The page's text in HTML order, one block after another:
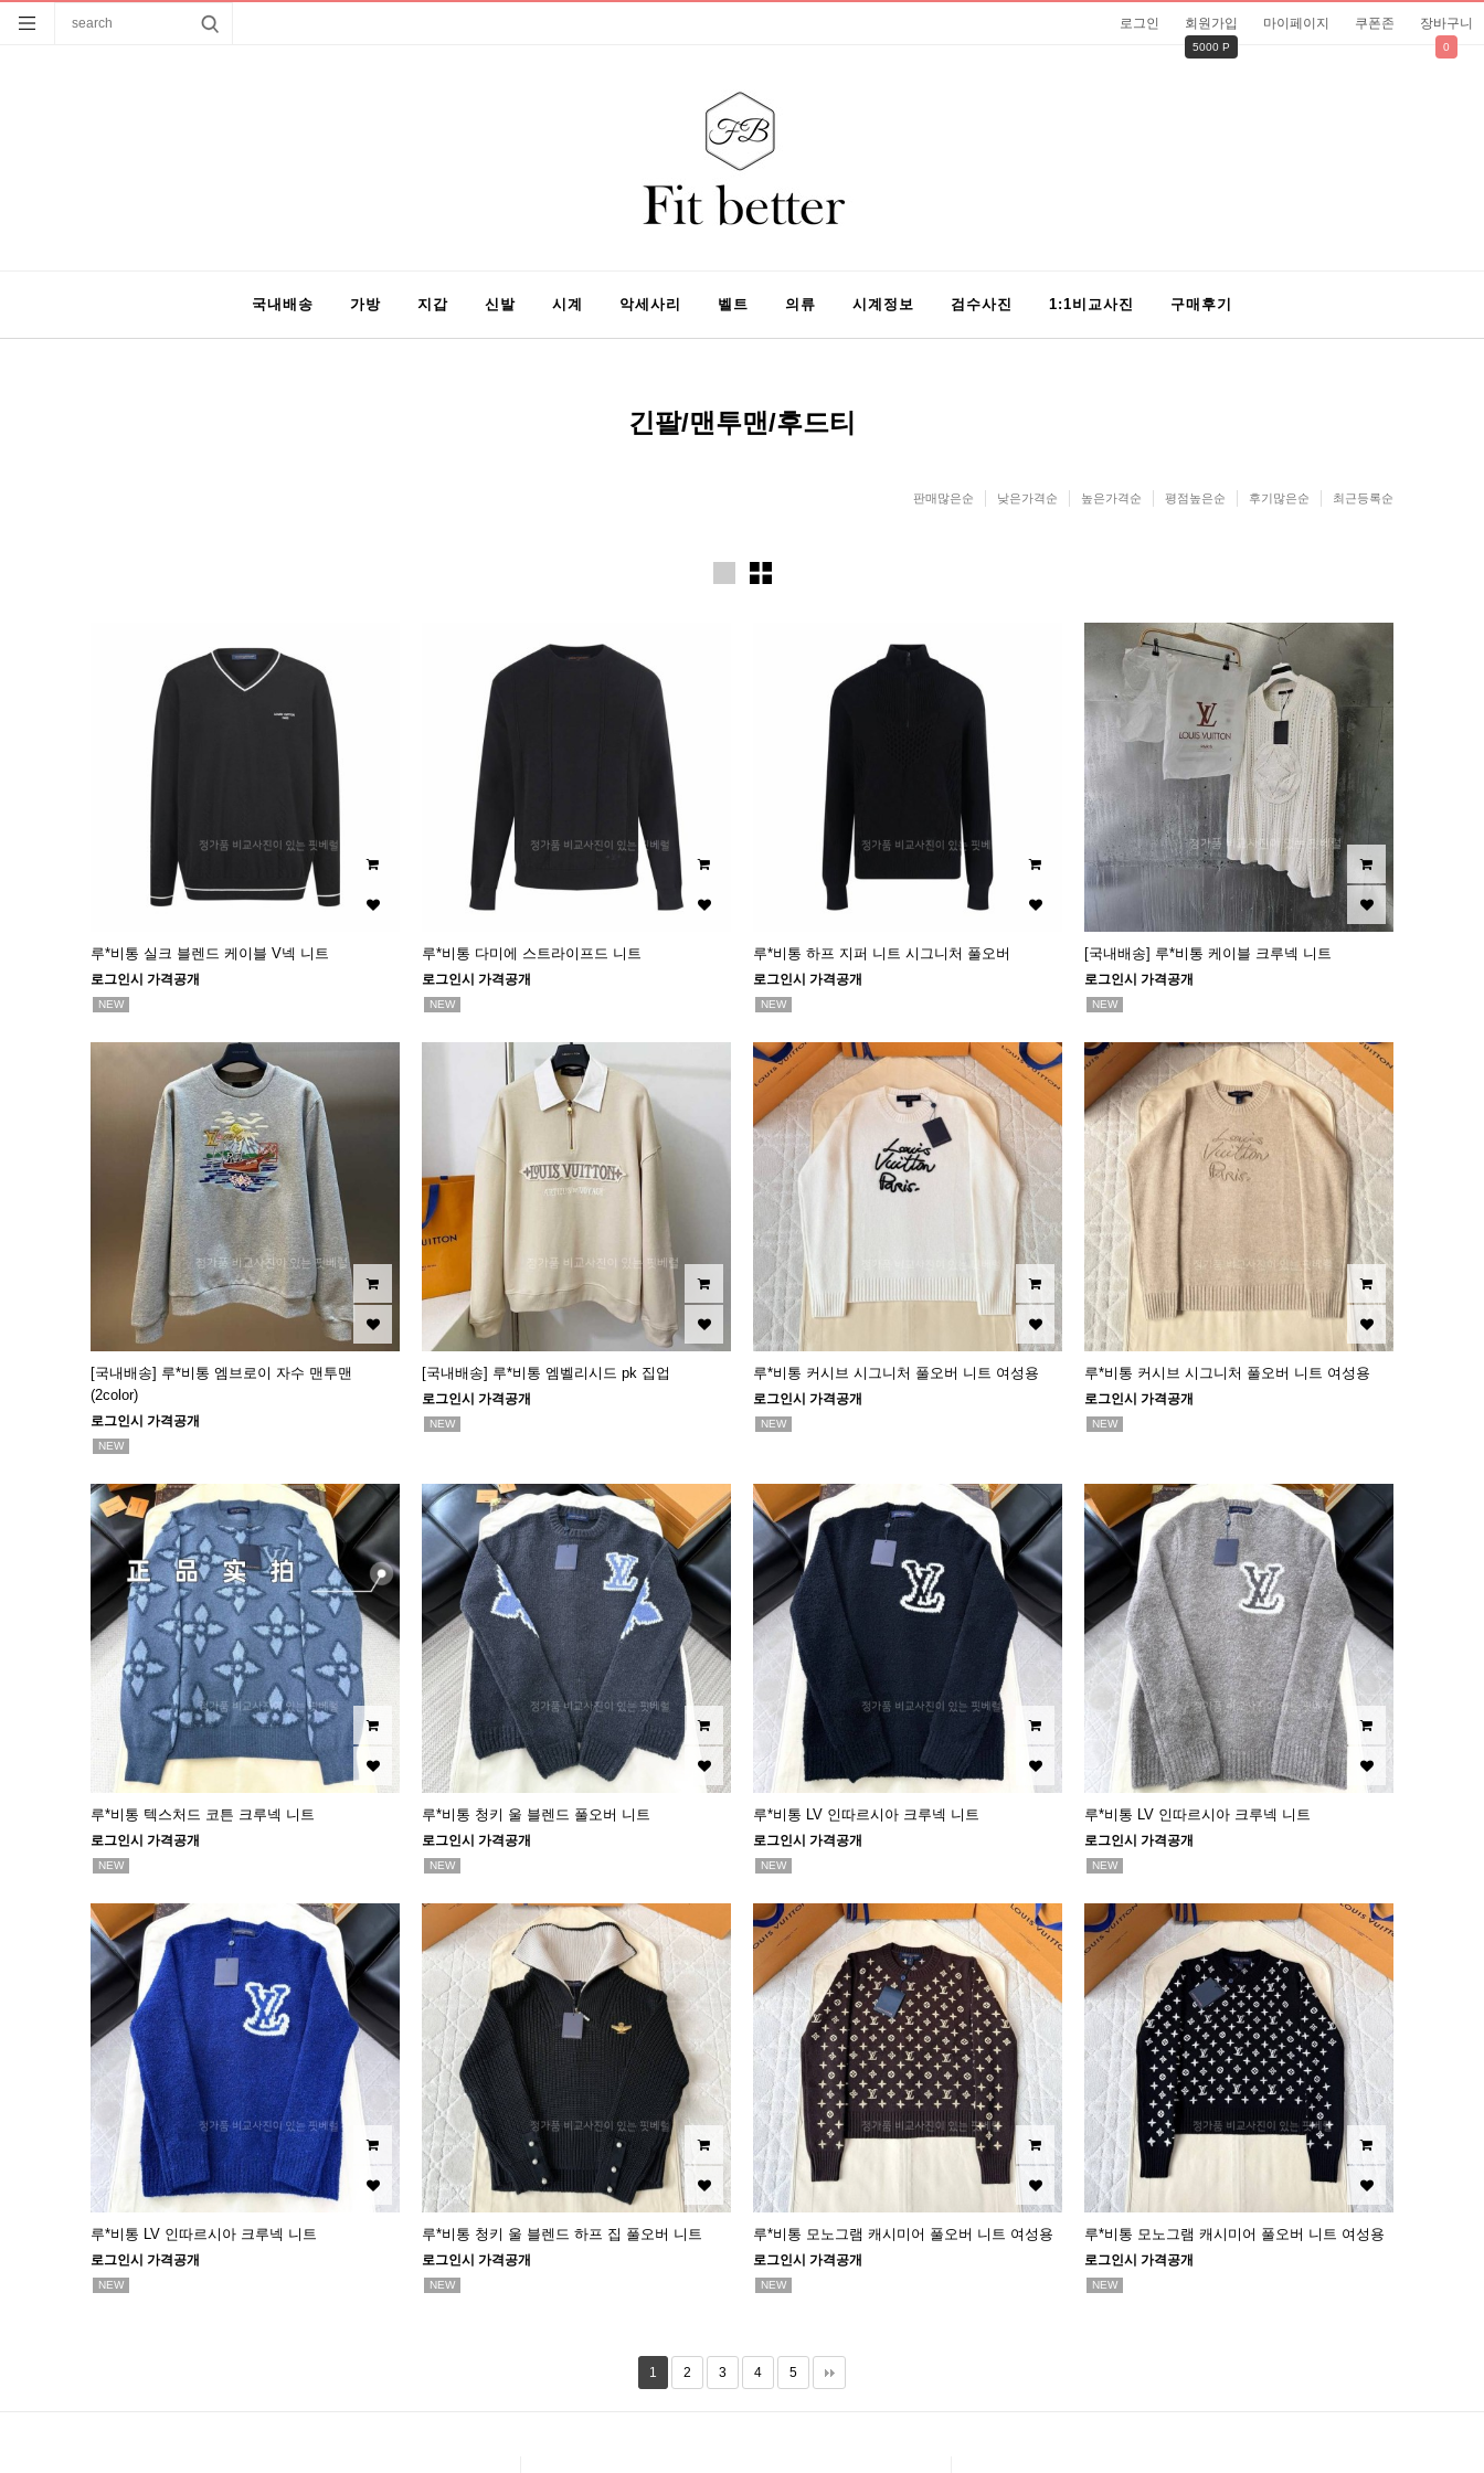
로그인 회원가입
5000 P
마이페이지 쿠폰존 장바구니
0
국내배송 가방 지갑 신발 시계 악세사리 벨트 의류 시계정보 검수사진 1:1비교사진 구매후기
긴팔/맨투맨/후드티
판매많은순 낮은가격순 높은가격순 평점높은순 후기많은순 최근등록순
루*비통 실크 블렌드 케이블 V넥 니트
로그인시 가격공개
NEW
루*비통 다미에 스트라이프드 니트
로그인시 가격공개
NEW
루*비통 하프 지퍼 니트 시그니처 풀오버
로그인시 가격공개
NEW
[국내배송] 루*비통 케이블 크루넥 니트
로그인시 가격공개
NEW
[국내배송] 루*비통 엠브로이 자수 맨투맨
(2color)
로그인시 가격공개
NEW
[국내배송] 루*비통 엠벨리시드 pk 집업
로그인시 가격공개
NEW
루*비통 커시브 시그니처 풀오버 니트 여성용
로그인시 가격공개
NEW
루*비통 커시브 시그니처 풀오버 니트 여성용
로그인시 가격공개
NEW
루*비통 텍스처드 코튼 크루넥 니트
로그인시 가격공개
NEW
루*비통 청키 울 블렌드 풀오버 니트
로그인시 가격공개
NEW
루*비통 LV 인따르시아 크루넥 니트
로그인시 가격공개
NEW
루*비통 LV 인따르시아 크루넥 니트
로그인시 가격공개
NEW
루*비통 LV 인따르시아 크루넥 니트
로그인시 가격공개
NEW
루*비통 청키 울 블렌드 하프 집 풀오버 니트
로그인시 가격공개
NEW
루*비통 모노그램 캐시미어 풀오버 니트 여성용
로그인시 가격공개
NEW
루*비통 모노그램 캐시미어 풀오버 니트 여성용
로그인시 가격공개
NEW
1 2 3 4 5